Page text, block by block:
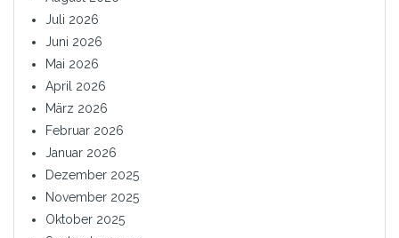
Juli 2026
Juni 2026
Mai 2026
April 2026
März 2026
Februar 2026
Januar 2026
Dezember 2025
November 2025
Oktober 2025